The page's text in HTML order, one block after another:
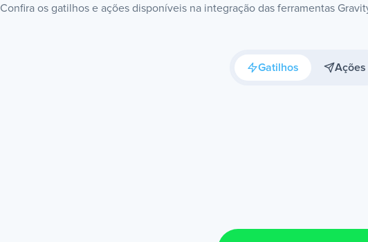
Confira os gatilhos e ações disponíveis na integração das ferramentas
Gatilhos Ações